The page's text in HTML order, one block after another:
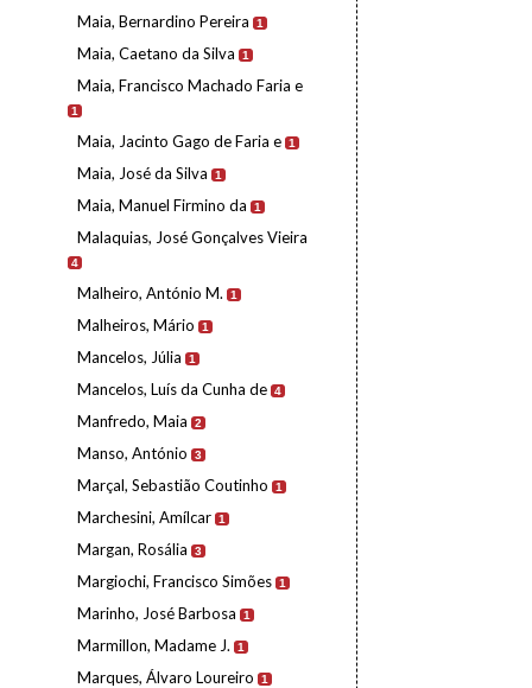
Maia, Bernardino Pereira 1
Maia, Caetano da Silva 1
Maia, Francisco Machado Faria e
1
Maia, Jacinto Gago de Faria e 1
Maia, José da Silva 1
Maia, Manuel Firmino da 1
Malaquias, José Gonçalves Vieira
4
Malheiro, António M. 1
Malheiros, Mário 1
Mancelos, Júlia 1
Mancelos, Luís da Cunha de 4
Manfredo, Maia 2
Manso, António 3
Marçal, Sebastião Coutinho 1
Marchesini, Amílcar 1
Margan, Rosália 3
Margiochi, Francisco Simões 1
Marinho, José Barbosa 1
Marmillon, Madame J. 1
Marques, Álvaro Loureiro 1